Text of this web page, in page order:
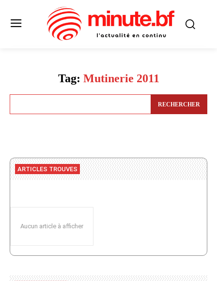
Tag: Mutinerie 2011
RECHERCHER
ARTICLES TROUVES
Aucun article à afficher